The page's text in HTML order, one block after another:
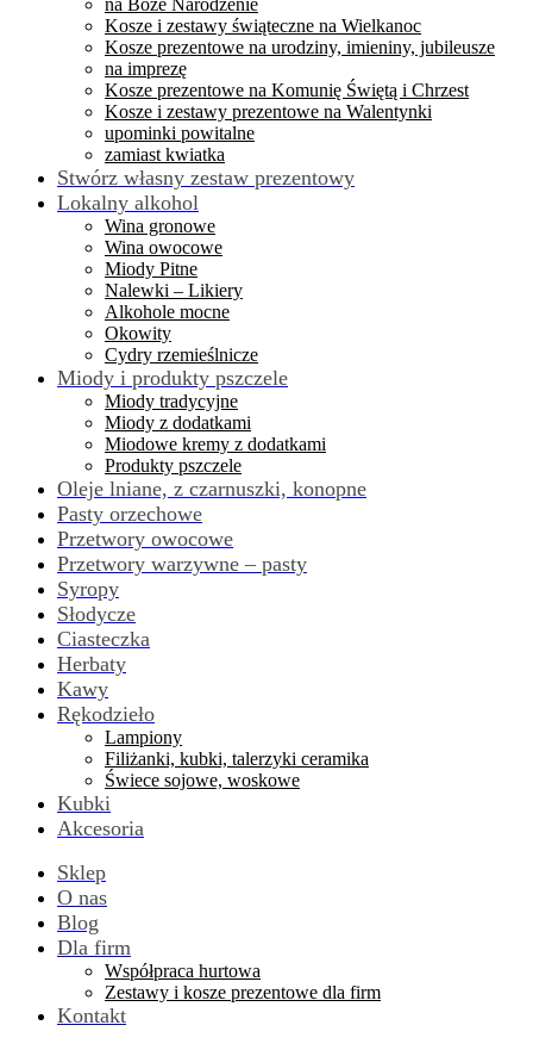
na Boże Narodzenie
Kosze i zestawy świąteczne na Wielkanoc
Kosze prezentowe na urodziny, imieniny, jubileusze
na imprezę
Kosze prezentowe na Komunię Świętą i Chrzest
Kosze i zestawy prezentowe na Walentynki
upominki powitalne
zamiast kwiatka
Stwórz własny zestaw prezentowy
Lokalny alkohol
Wina gronowe
Wina owocowe
Miody Pitne
Nalewki – Likiery
Alkohole mocne
Okowity
Cydry rzemieślnicze
Miody i produkty pszczele
Miody tradycyjne
Miody z dodatkami
Miodowe kremy z dodatkami
Produkty pszczele
Oleje lniane, z czarnuszki, konopne
Pasty orzechowe
Przetwory owocowe
Przetwory warzywne – pasty
Syropy
Słodycze
Ciasteczka
Herbaty
Kawy
Rękodzieło
Lampiony
Filiżanki, kubki, talerzyki ceramika
Świece sojowe, woskowe
Kubki
Akcesoria
Sklep
O nas
Blog
Dla firm
Współpraca hurtowa
Zestawy i kosze prezentowe dla firm
Kontakt